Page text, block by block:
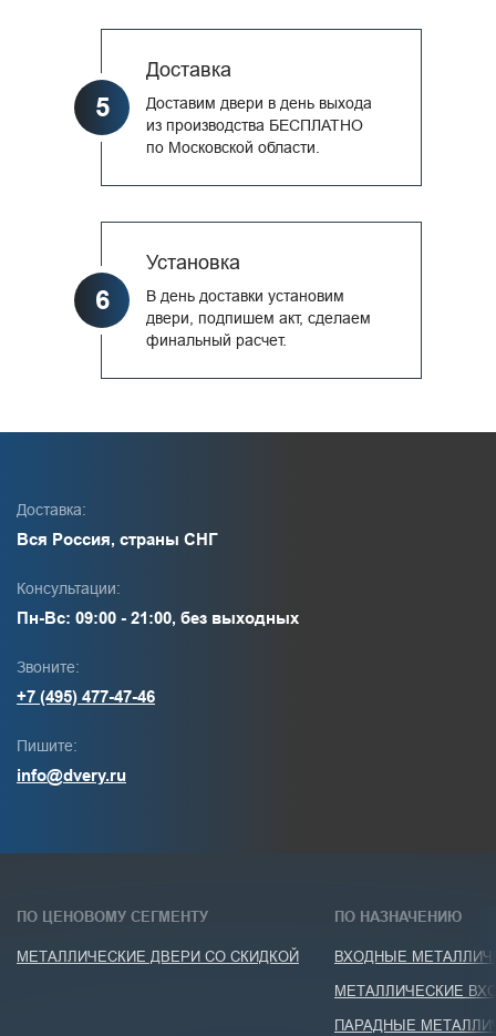
5
Доставка
Доставим двери в день выхода
из производства БЕСПЛАТНО
по Московской области.
6
Установка
В день доставки установим
двери, подпишем акт, сделаем
финальный расчет.
Доставка:
Вся Россия, страны СНГ
Консультации:
Пн-Вс: 09:00 - 21:00, без выходных
Звоните:
+7 (495) 477-47-46
Пишите:
info@dvery.ru
ПО ЦЕНОВОМУ СЕГМЕНТУ
МЕТАЛЛИЧЕСКИЕ ДВЕРИ СО СКИДКОЙ
ПО НАЗНАЧЕНИЮ
ВХОДНЫЕ
МЕТАЛЛИЧЕСКИЕ
ПАРАДНЫЕ